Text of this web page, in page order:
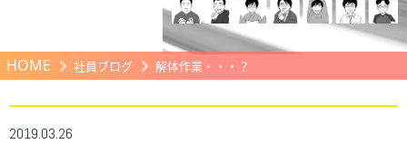
HOME 社員ブログ 解体作業・・・？
2019.03.26